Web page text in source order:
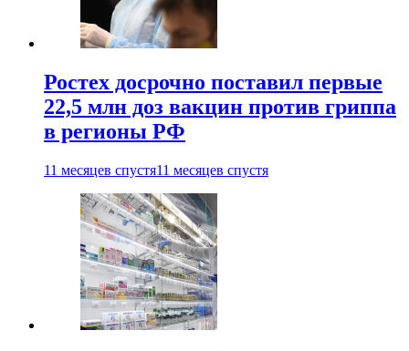
Ростех досрочно поставил первые
22,5 млн доз вакцин против гриппа
в регионы РФ
11 месяцев спустя11 месяцев спустя